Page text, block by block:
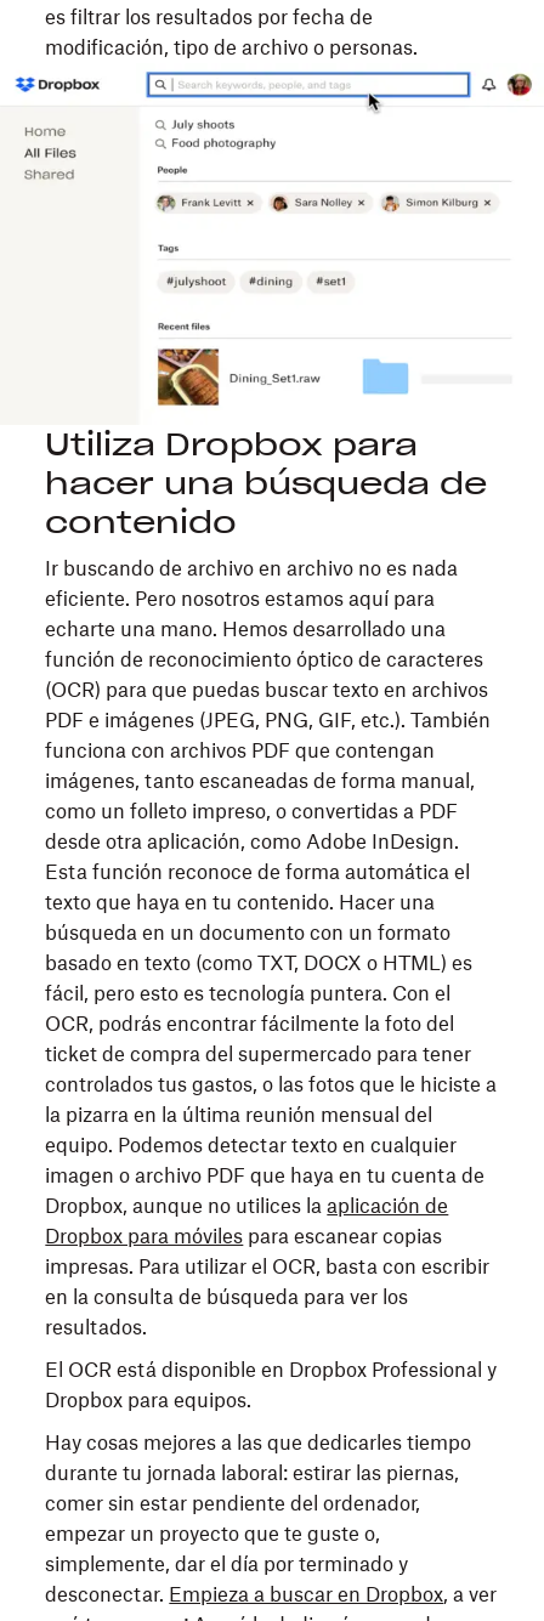
es filtrar los resultados por fecha de
modificación, tipo de archivo o personas.
Utiliza Dropbox para
hacer una búsqueda de
contenido
Ir buscando de archivo en archivo no es nada
eficiente. Pero nosotros estamos aquí para
echarte una mano. Hemos desarrollado una
función de reconocimiento óptico de caracteres
(OCR) para que puedas buscar texto en archivos
PDF e imágenes (JPEG, PNG, GIF, etc.). También
funciona con archivos PDF que contengan
imágenes, tanto escaneadas de forma manual,
como un folleto impreso, o convertidas a PDF
desde otra aplicación, como Adobe InDesign.
Esta función reconoce de forma automática el
texto que haya en tu contenido. Hacer una
búsqueda en un documento con un formato
basado en texto (como TXT, DOCX o HTML) es
fácil, pero esto es tecnología puntera. Con el
OCR, podrás encontrar fácilmente la foto del
ticket de compra del supermercado para tener
controlados tus gastos, o las fotos que le hiciste a
la pizarra en la última reunión mensual del
equipo. Podemos detectar texto en cualquier
imagen o archivo PDF que haya en tu cuenta de
Dropbox, aunque no utilices laaplicación de
Dropbox para móviles para escanear copias
impresas. Para utilizar el OCR, basta con escribir
en la consulta de búsqueda para ver los
resultados.
El OCR está disponible en Dropbox Professional y
Dropbox para equipos.
Hay cosas mejores a las que dedicarles tiempo
durante tu jornada laboral: estirar las piernas,
comer sin estar pendiente del ordenador,
empezar un proyecto que te guste o,
simplemente, dar el día por terminado y
desconectar. Empieza a buscar en Dropbox, a ver